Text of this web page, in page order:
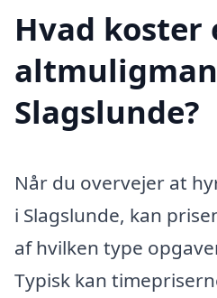
Hvad koster
Slagslunde?
Når du overvejer at
i Slagslunde, kan
af hvilken type
Typisk kan